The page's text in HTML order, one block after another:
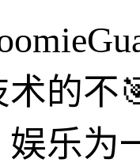
的不
乐为